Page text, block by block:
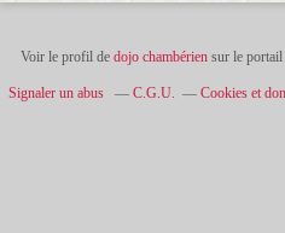
Voir le profil de dojo chambériensur le portail
Signaler un abus C.G.U. Cookies et